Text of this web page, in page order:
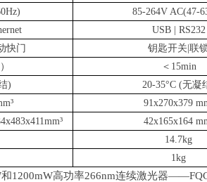
85-264V AC(47-
USB | RS232
快门
钥匙开关|联
＜15min
) 20-35°C (无凝
³ 91x270x379
³ 42x165x164
14.7kg
1kg
和1200mW高功率266nm连续激光器——